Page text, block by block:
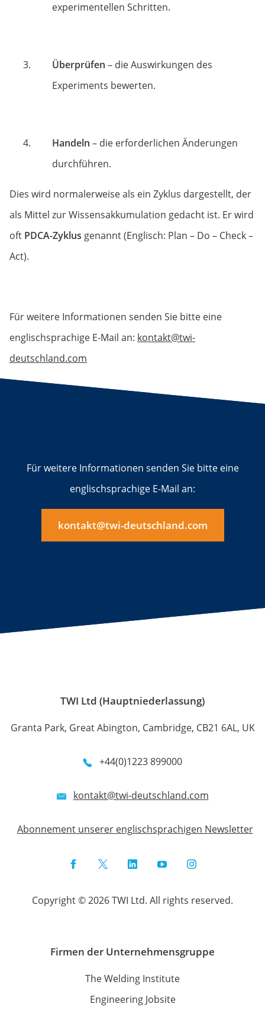
experimentellen Schritten.
Überprüfen – die Auswirkungen des
Experiments bewerten.
Handeln – die erforderlichen Änderungen
durchführen.
Dies wird normalerweise als ein Zyklus dargestellt, der
als Mittel zur Wissensakkumulation gedacht ist. Er wird
oft PDCA-Zyklus genannt (Englisch: Plan – Do – Check –
Act).
Für weitere Informationen senden Sie bitte eine
englischsprachige E-Mail an: kontakt@twi-
deutschland.com
Für weitere Informationen senden Sie bitte eine
englischsprachige E-Mail an:
kontakt@twi-deutschland.com
TWI Ltd (Hauptniederlassung)
Granta Park, Great Abington, Cambridge, CB21 6AL, UK
+44(0)1223 899000
kontakt@twi-deutschland.com
Abonnement unserer englischsprachigen Newsletter
FacebookTwitterLinkedInYouTubeInstagram
Copyright © 2026 TWI Ltd. All rights reserved.
Firmen der Unternehmensgruppe
The Welding Institute
Engineering Jobsite